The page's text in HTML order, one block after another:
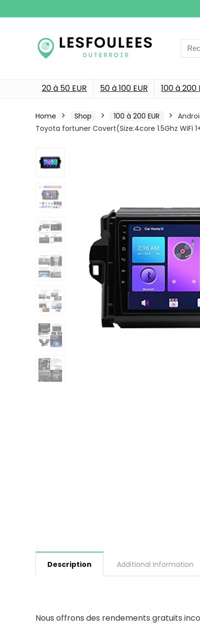
for:
20 à 50 EUR 50 à 100 EUR 100 à 200
Home Shop 100 à 200 EUR
Toyota fortuner Covert(Size:4core 1.5Ghz WiFi
Description Additional information
Nous offrons des rendements gratuits